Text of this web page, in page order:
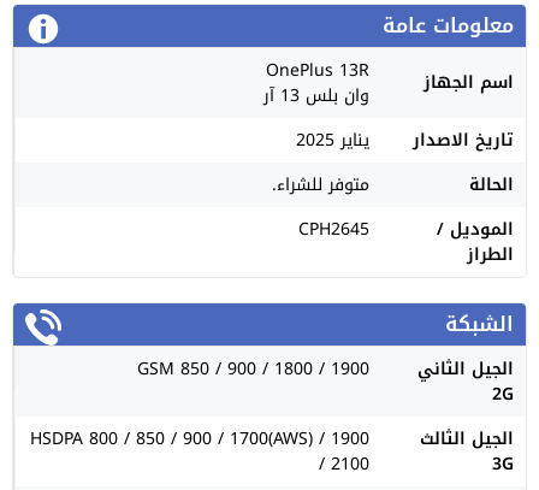
معلومات عامة
اسم الجهاز OnePlus 13R
وان بلس 13 آر
تاريخ الاصدار
يناير 2025
الحالة
متوفر للشراء.
الموديل /
الطراز
CPH2645
الشبكة
الجيل الثاني
2G
GSM 850 / 900 / 1800 / 1900
الجيل الثالث
3G
HSDPA 800 / 850 / 900 / 1700(AWS) / 1900
/ 2100